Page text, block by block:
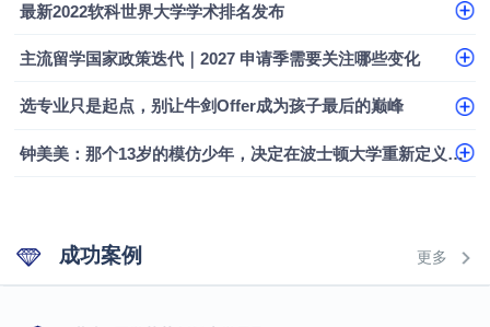
最新2022软科世界大学学术排名发布
主流留学国家政策迭代｜2027 申请季需要关注哪些变化
选专业只是起点，别让牛剑Offer成为孩子最后的巅峰
钟美美：那个13岁的模仿少年，决定在波士顿大学重新定义自己
成功案例 更多